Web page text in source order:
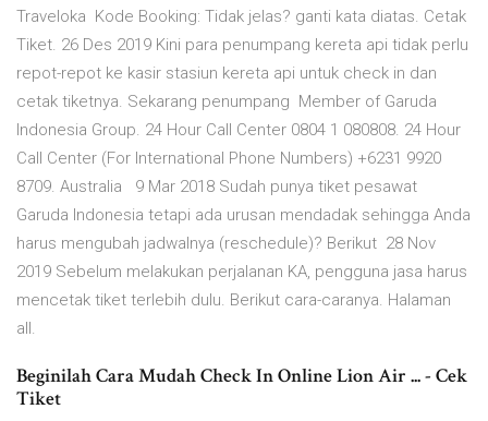
Traveloka Kode Booking: Tidak jelas? ganti kata diatas. Cetak
Tiket. 26 Des 2019 Kini para penumpang kereta api tidak perlu
repot-repot ke kasir stasiun kereta api untuk check in dan
cetak tiketnya. Sekarang penumpang Member of Garuda
Indonesia Group. 24 Hour Call Center 0804 1 080808. 24 Hour
Call Center (For International Phone Numbers) +6231 9920
8709. Australia 9 Mar 2018 Sudah punya tiket pesawat
Garuda Indonesia tetapi ada urusan mendadak sehingga Anda
harus mengubah jadwalnya (reschedule)? Berikut 28 Nov
2019 Sebelum melakukan perjalanan KA, pengguna jasa harus
mencetak tiket terlebih dulu. Berikut cara-caranya. Halaman
all.
Beginilah Cara Mudah Check In Online Lion Air ... - Cek
Tiket